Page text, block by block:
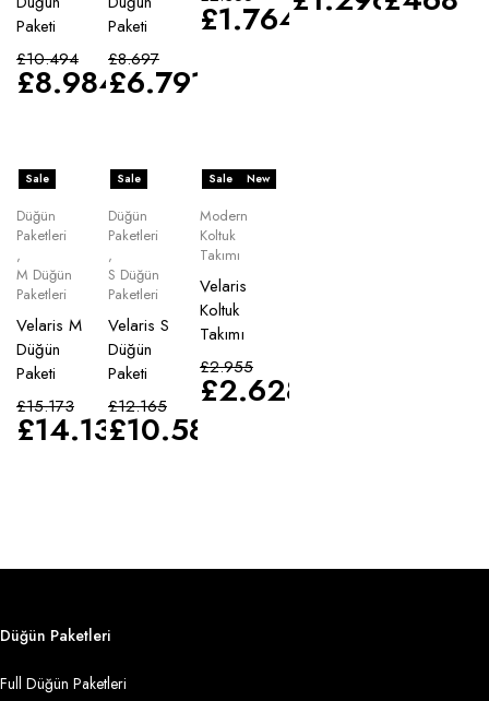
Paketi
£10.494
£8.984
Paketi
£8.697
£6.791
£1.764
Sale
Düğün
Paketleri
,
M Düğün
Paketleri
Velaris M
Düğün
Paketi
£15.173
£14.135
Sale
Düğün
Paketleri
,
S Düğün
Paketleri
Velaris S
Düğün
Paketi
£12.165
£10.583
Sale New
Modern
Koltuk
Takımı
Velaris
Koltuk
Takımı
£2.955
£2.628
Düğün Paketleri
Full Düğün Paketleri